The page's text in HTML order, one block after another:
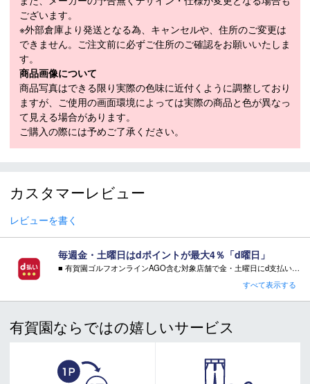
※ポロシャツ以外は商品に含まれません。
素材
ポリエステル 100％
メーカー公表実
寸サイズ（cm）
袖丈 21
46（M）：身丈 73.5、身幅 52.5、肩幅
48（L）：身丈 76.5、身幅 56、肩幅 47、袖
丈 22
・「サイズ目安」は実寸サイズとは異なり、衣類未着用時の身体サ
イズ（ヌードサイズ）です。ご自身の身長、ウエストなどにあわせ
・「実寸サイズ」は仕上がりサイズです。サイズ目安とは異なりま
す。また、個体差による若干の誤差があります。
在庫管理システム連動により、当店が運営する複数ショッピ
数分間隔での在庫情報更新になりますのでご注文のタイミン
グによりましては、設定に誤差が生じる場合があります。
ございます。
※外部倉庫より発送となる為、キャンセルや、住所のご変更は
できません。ご注文前に必ずご住所のご確認をお願いいたしま
す。
商品画像について
商品写真はできる限り実際の色味に近付くように調整しており
ますが、ご使用の画面環境によっては実際の商品と色が異なっ
て見える場合があります。
ご購入の際には予めご了承ください。
カスタマーレビュー
レビューを書く
毎週金・土曜日はdポイントが最大4％「d曜日」
■ 有賀園ゴルフオンラインAGO含む対象店舗で金・土曜日にd支払いをすると
■ キャンペーン期間：毎週 金・土曜日 AM 0:00 - PM 23:59
注意事項：
・有賀園ポイントの獲得には別途ログイン/新規登録が必要です。
・本特典は予告なく変更・中止させて頂く場合があります。
・本キャンペーンの特典を受ける場合、ドコモ専用ページでエントリーが必要です。
すべて表示する
有賀園ならではの嬉しいサービス